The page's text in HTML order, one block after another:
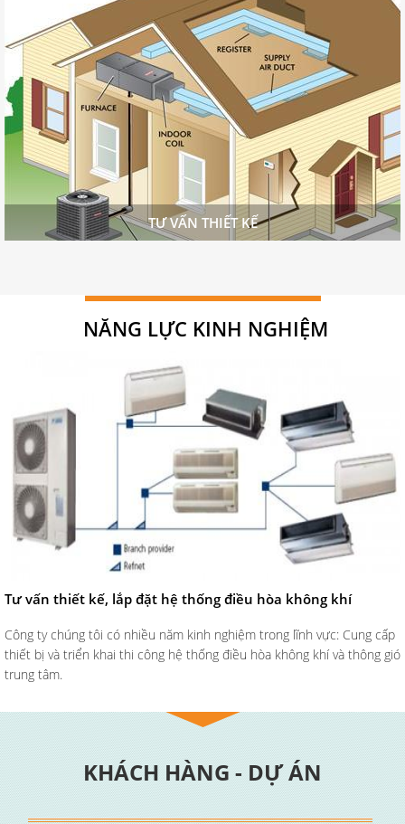
TƯ VẤN THIẾT KẾ
NĂNG LỰC KINH NGHIỆM
Tư vấn thiết kế, lắp đặt hệ thống điều hòa không khí
Công ty chúng tôi có nhiều năm kinh nghiệm trong lĩnh vực: Cung cấp
thiết bị và triển khai thi công hệ thống điều hòa không khí và thông gió
trung tâm.
KHÁCH HÀNG - DỰ ÁN